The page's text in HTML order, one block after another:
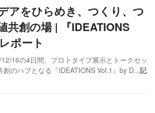
アをひらめき、つくり、つ
共創の場 | 『IDEATIONS
ポート
16の4日間、プロトタイプ展示とトークセッ
創のハブとなる『IDEATIONS Vol.1』by D...記